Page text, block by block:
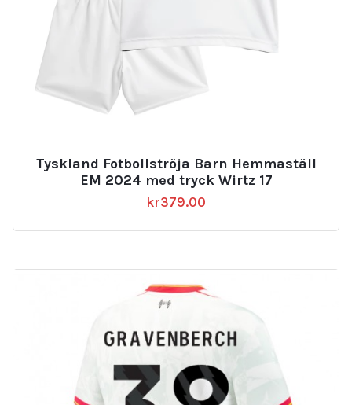
Tyskland Fotbollströja Barn Hemmaställ
EM 2024 med tryck Wirtz 17
kr379.00